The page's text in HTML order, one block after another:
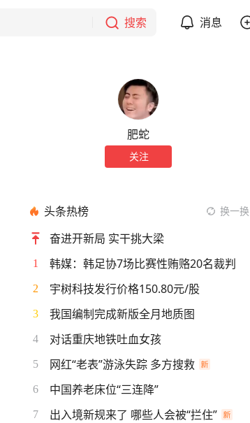
搜索 消息
肥蛇
关注
头条热榜 换一换
奋进开新局 实干挑大梁
1 韩媒：韩足协7场比赛性贿赂20名裁判
2 宇树科技发行价格150.80元/股
3 我国编制完成新版全月地质图
4 对话重庆地铁吐血女孩
5 网红“老表”游泳失踪 多方搜救
6 中国养老床位“三连降”
7 出入境新规来了 哪些人会被“拦住”